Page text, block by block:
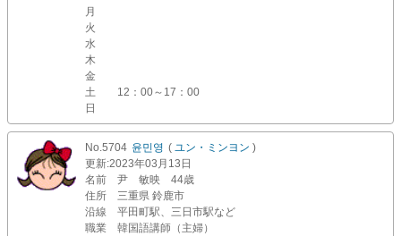
月
火
水
木
金
土
12：00～17：00
日
No.5704 윤민영 ( ユン・ミンヨン )
更新:2023年03月13日
名前
尹 敏映 44歳
住所
三重県 鈴鹿市
沿線
平田町駅、三日市駅など
職業
韓国語講師（主婦）